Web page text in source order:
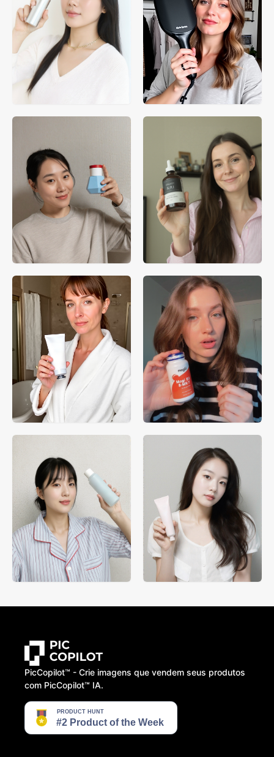
PicCopilot™️ - Crie imagens que vendem seus produtos
com PicCopilot™️ IA.